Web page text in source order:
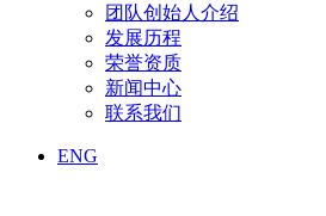
团队创始人介绍
发展历程
荣誉资质
新闻中心
联系我们
ENG